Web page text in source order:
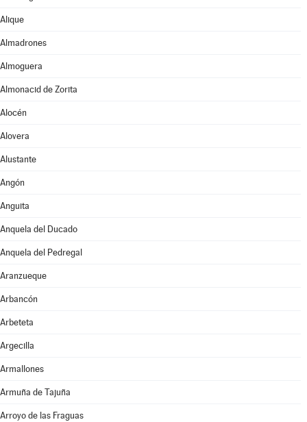
Alique
Almadrones
Almoguera
Almonacid de Zorita
Alocén
Alovera
Alustante
Angón
Anguita
Anquela del Ducado
Anquela del Pedregal
Aranzueque
Arbancón
Arbeteta
Argecilla
Armallones
Armuña de Tajuña
Arroyo de las Fraguas